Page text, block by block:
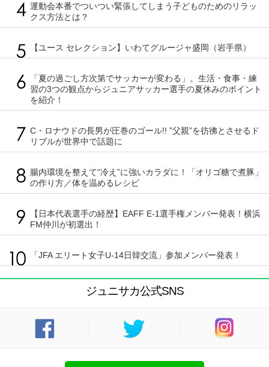
運動会本番でついつい緊張してしまう子どものためのリラッ
クス方法とは？
【ユース セレクション】いわてグルージャ盛岡（岩手県）
「夏の過ごし方次第でサッカーが変わる」。生活・食事・練
習の3つの観点からジュニアサッカー選手の夏休みのポイント
を紹介！
C・ロナウドの長男が圧巻のゴール!! ”父親”を彷彿とさせるド
リブルが世界中で話題に
腸内環境を整えて“冷え”に強いカラダに！「オリゴ糖で煮豚」
の作り方／体を温めるレシピ
【日本代表選手の経歴】EAFF E-1選手権メンバー発表！横浜
FM仲川が初選出！
「JFA エリート女子U-14日韓交流」参加メンバー発表！
ジュニサカ公式SNS